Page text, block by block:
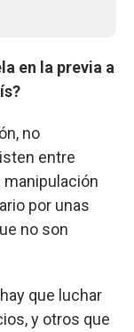
en la previa a
no
entre
por unas
no son
que luchar
y otros que